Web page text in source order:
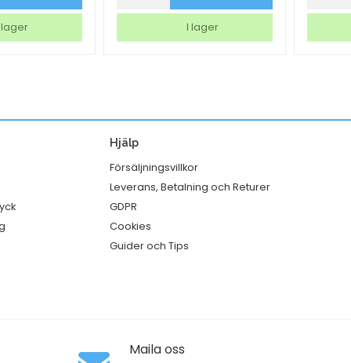
lager
4
mängd
I lager
Syrup
Hjälp
Försäljningsvillkor
Leverans, Betalning och Returer
GDPR
Cookies
Guider och Tips
Maila oss